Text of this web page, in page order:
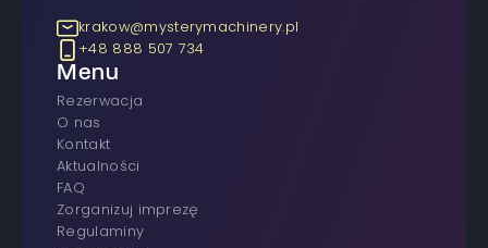
krakow@mysterymachinery.pl
+48 888 507 734
Menu
rezerwacja
O nas
Kontakt
Aktualności
FAQ
Zorganizuj imprezę
Regulaminy